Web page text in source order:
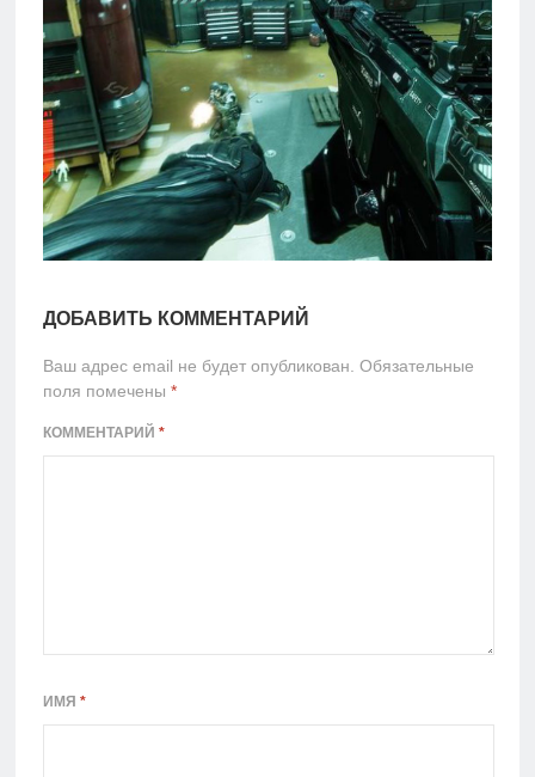
ДОБАВИТЬ КОММЕНТАРИЙ
Ваш адрес email не будет опубликован. Обязательные
поля помечены *
КОММЕНТАРИЙ *
ИМЯ *